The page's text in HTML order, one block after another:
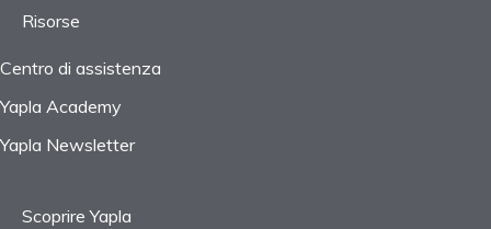
Risorse
Centro di assistenza
Yapla Academy
Yapla Newsletter
Scoprire Yapla